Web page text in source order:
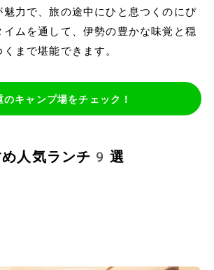
魅力で、旅の途中にひと息つくのにぴ
イムを通して、伊勢の豊かな味覚と穏
まで堪能できます。
のキャンプ場をチェック！
め人気ランチ9選